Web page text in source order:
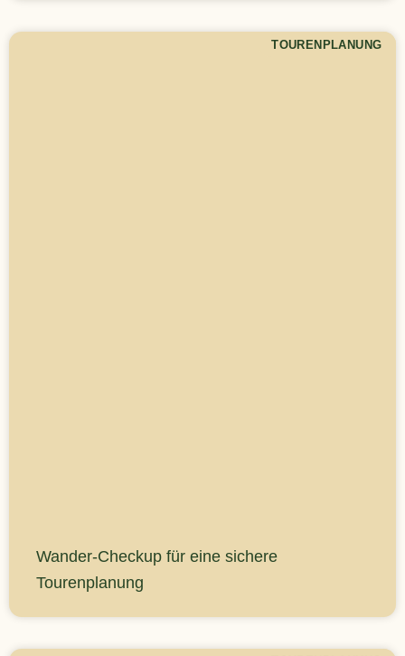
TOURENPLANUNG
Wander-Checkup für eine sichere
Tourenplanung